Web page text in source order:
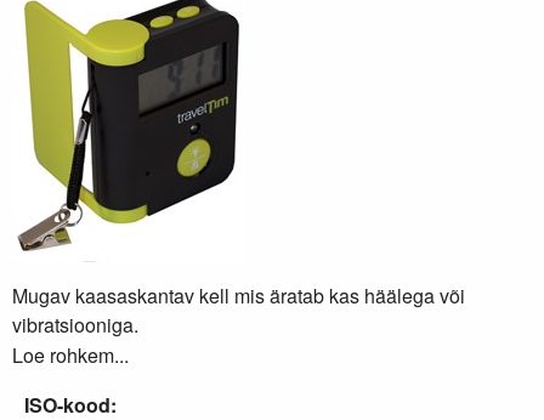
Mugav kaasaskantav kell mis äratab kas häälega või
vibratsiooniga.
Loe rohkem...
ISO-kood: